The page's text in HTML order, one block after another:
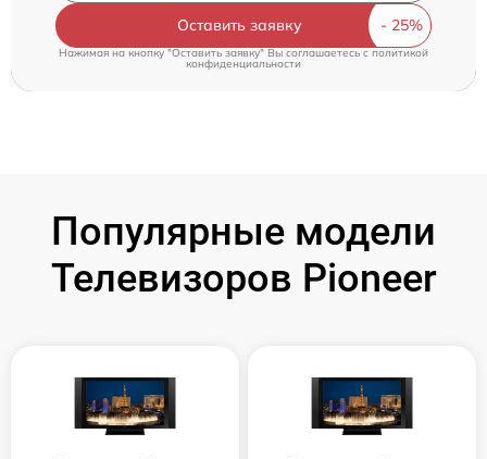
Оставить заявку
Нажимая на кнопку "Оставить заявку" Вы соглашаетесь cполитикой
конфиденциальности
Популярные модели
Телевизоров Pioneer